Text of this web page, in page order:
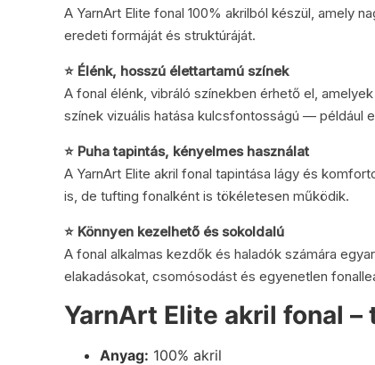
A YarnArt Elite fonal 100% akrilból készül, amely
eredeti formáját és struktúráját.
⭐ Élénk, hosszú élettartamú színek
A fonal élénk, vibráló színekben érhető el,
színek vizuális hatása kulcsfontosságú — például
⭐ Puha tapintás, kényelmes használat
A YarnArt Elite akril fonal tapintása lágy és
is, de tufting fonalként is tökéletesen működik.
⭐ Könnyen kezelhető és sokoldalú
A fonal alkalmas kezdők és haladók számára
elakadásokat, csomósodást és egyenetlen
YarnArt Elite akril fonal
Anyag: 100% akril